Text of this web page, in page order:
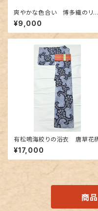
爽やかな色合い 博多織のリバ
ーシブル半幅帯
¥9,000
有松鳴海絞りの浴衣 唐草花
¥17,000
商